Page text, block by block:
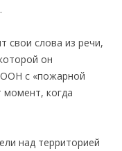
свои слова из речи,
он
ООН c «пожарной
момент, когда
над территорией